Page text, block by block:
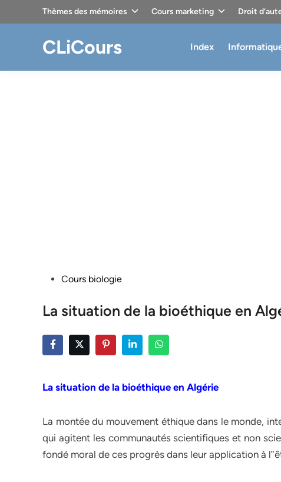
Thèmes des mémoires Cours marketing Droit
CLiCours Index
PostedCours biologie
La situation de la bioéthique en
La situation de la bioéthique en Algérie
La montée du mouvement éthique dans le monde,
qui agitent les communautés scientifiques et non
fondé moral de ces progrès dans leur application à